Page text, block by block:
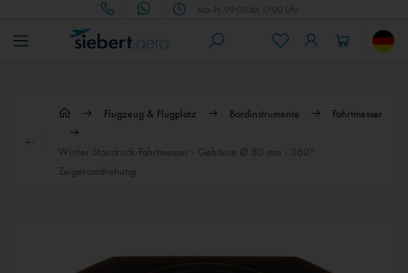
Mo.-Fr. 09:00 bis 17:00 Uhr
Flugzeug & Flugplatz Bordinstrumente Fahrtmesser
Winter Staudruck-Fahrtmesser - Gehäuse Ø 80 mm - 360°
Zeigerumdrehung